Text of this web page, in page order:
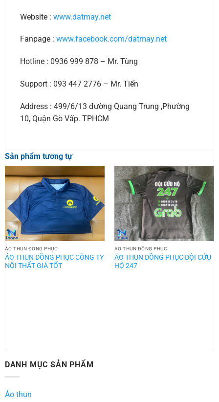
Website : www.datmay.net
Fanpage : www.facebook.com/datmay.net
Hotline : 0936 999 878 – Mr. Tùng
Support : 093 447 2776 – Mr. Tiến
Address : 499/6/13 đường Quang Trung ,Phường
10, Quận Gò Vấp. TPHCM
Sản phẩm tương tự
ÁO THUN ĐỒNG PHỤC
ÁO THUN ĐỒNG PHỤC CÔNG TY
NỘI THẤT GIÁ TỐT
ÁO THUN ĐỒNG PHỤC
ÁO THUN ĐỒNG PHỤC ĐỘI CỨU
HỘ 247
DANH MỤC SẢN PHẨM
Áo thun